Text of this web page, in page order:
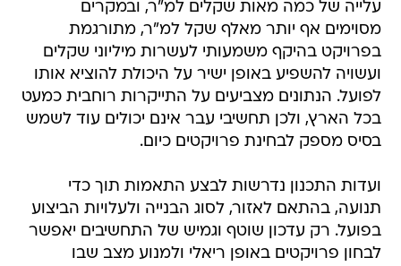
עלייה של כמה מאות שקלים למ"ר, ובמקרים
מסוימים אף יותר מאלף שקל למ"ר, מתורגמת
בפרויקט בהיקף משמעותי לעשרות מיליוני שקלים
ועשויה להשפיע באופן ישיר על היכולת להוציא אותו
לפועל. הנתונים מצביעים על התייקרות רוחבית כמעט
בכל הארץ, ולכן תחשיבי עבר אינם יכולים עוד לשמש
בסיס מספק לבחינת פרויקטים כיום.
ועדות התכנון נדרשות לבצע התאמות תוך כדי
תנועה, בהתאם לאזור, לסוג הבנייה ולעלויות הביצוע
בפועל. רק עדכון שוטף וגמיש של התחשיבים יאפשר
לבחון פרויקטים באופן ריאלי ולמנוע מצב שבו